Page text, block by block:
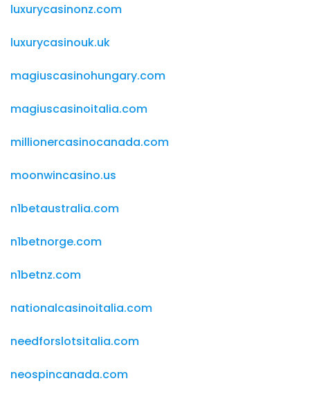
luxurycasinonz.com
luxurycasinouk.uk
magiuscasinohungary.com
magiuscasinoitalia.com
millionercasinocanada.com
moonwincasino.us
n1betaustralia.com
n1betnorge.com
n1betnz.com
nationalcasinoitalia.com
needforslotsitalia.com
neospincanada.com